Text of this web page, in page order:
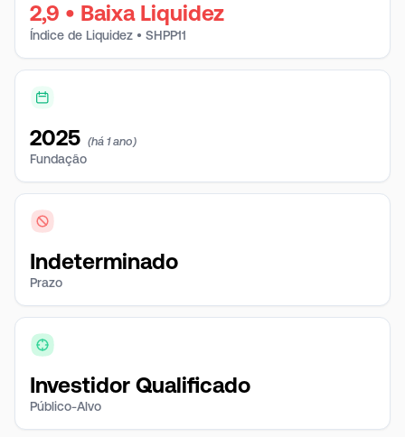
2,9 • Baixa Liquidez
Índice de Liquidez • SHPP11
2025 (há 1 ano)
Fundação
Indeterminado
Prazo
Investidor Qualificado
Público-Alvo